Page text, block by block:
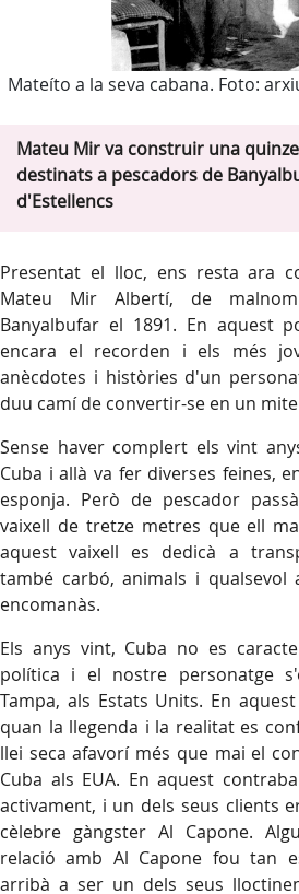
Mateíto a la seva cabana. Foto:
Mateu Mir va construir una
destinats a pescadors de
d'Estellencs
Presentat el lloc, ens resta ara
Mateu Mir Albertí, de
Banyalbufar el 1891. En aquest
encara el recorden i els més
anècdotes i històries d'un
duu camí de convertir-se en un
Sense haver complert els vint
Cuba i allà va fer diverses feines,
esponja. Però de pescador
vaixell de tretze metres que ell
aquest vaixell es dedicà a
també carbó, animals i
encomanàs.
Els anys vint, Cuba no es
política i el nostre personatge
Tampa, als Estats Units. En
quan la llegenda i la realitat es
llei seca afavorí més que mai el
Cuba als EUA. En aquest
activament, i un dels seus clients
cèlebre gàngster Al Capone.
relació amb Al Capone fou tan
arribà a ser un dels seus